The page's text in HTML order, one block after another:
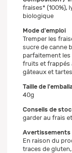
fraises* (100%),
biologique
Mode d'emploi
Tremper les
sucre de canne
parfaitement les
fruits et frappés
gâteaux et
Taille de
40g
Conseils de
garder au frais
Avertissements
En raison du
traces de